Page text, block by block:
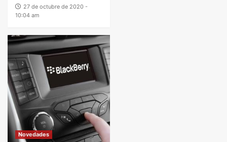
27 de octubre de 2020 -
10:04 am
Novedades